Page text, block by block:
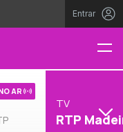
Entrar
AR
TV
RTP